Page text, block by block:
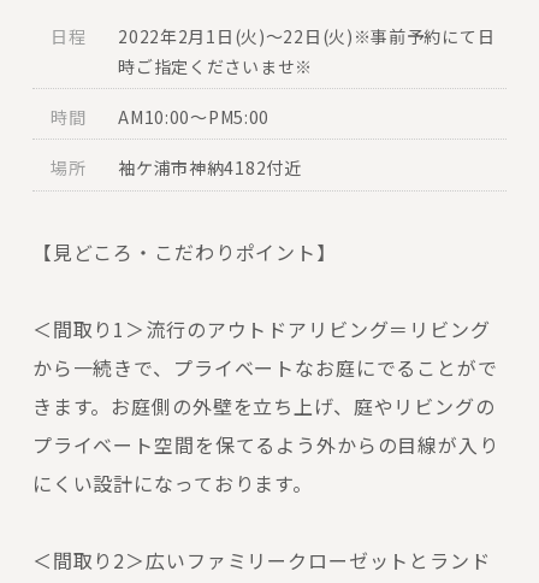
日程
2022年2月1日(火)～22日(火)※事前予約にて日
時ご指定くださいませ※
時間 AM10:00〜PM5:00
場所 袖ケ浦市神納4182付近
【見どころ・こだわりポイント】
＜間取り1＞流行のアウトドアリビング＝リビング
から一続きで、プライベートなお庭にでることがで
きます。お庭側の外壁を立ち上げ、庭やリビングの
プライベート空間を保てるよう外からの目線が入り
にくい設計になっております。
＜間取り2＞広いファミリークローゼットとランド